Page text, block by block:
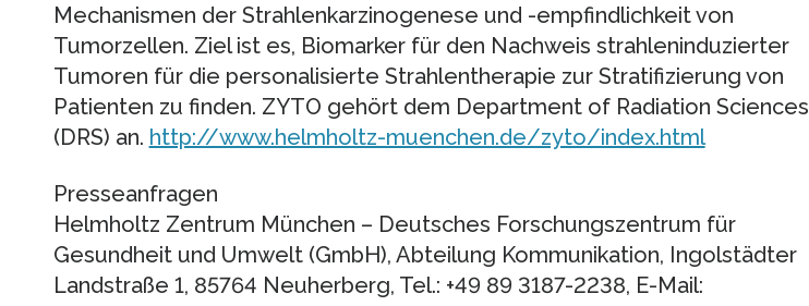
Mechanismen der Strahlenkarzinogenese und -empfindlichkeit von
Tumorzellen. Ziel ist es, Biomarker für den Nachweis strahleninduzierter
Tumoren für die personalisierte Strahlentherapie zur Stratifizierung von
Patienten zu finden. ZYTO gehört dem Department of Radiation Sciences
(DRS) an. http://www.helmholtz-muenchen.de/zyto/index.html
Presseanfragen
Helmholtz Zentrum München – Deutsches Forschungszentrum für
Gesundheit und Umwelt (GmbH), Abteilung Kommunikation, Ingolstädter
Landstraße 1, 85764 Neuherberg, Tel.: +49 89 3187-2238, E-Mail: